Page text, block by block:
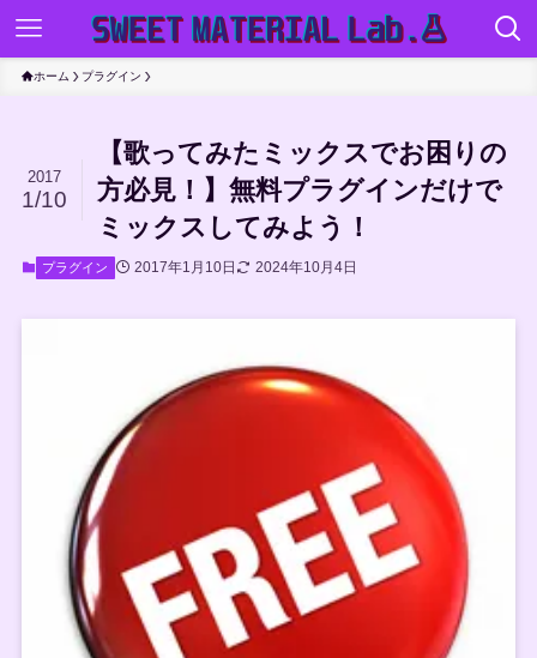
ホーム プラグイン
【歌ってみたミックスでお困りの
方必見！】無料プラグインだけで
ミックスしてみよう！
2017
1/10
プラグイン 2017年1月10日 2024年10月4日